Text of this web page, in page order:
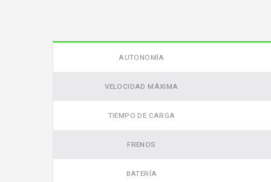
AUTONOMÍA
VELOCIDAD MÁXIMA
TIEMPO DE CARGA
FRENOS
BATERÍA